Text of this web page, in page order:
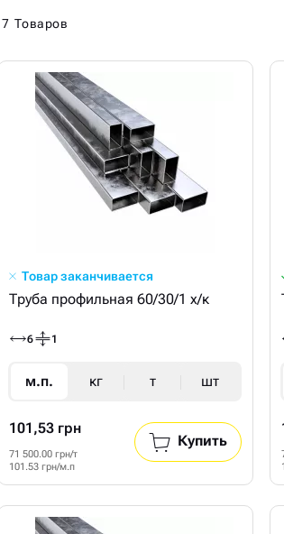
7 Товаров
Товар заканчивается
Труба профильная 60/30/1 х/к
6 1
м.п. кг т шт
101,53 грн
71 500.00 грн/т
101.53 грн/м.п
Купить